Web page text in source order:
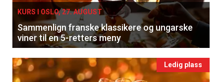
KURS I OSLO, 27. AUGUST
Sammenlign franske klassikere og ungarske
viner til en 5-retters meny
Ledig plass